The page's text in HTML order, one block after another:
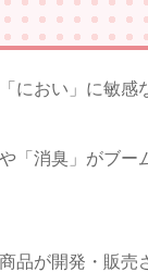
におい」に敏感
「消臭」がブー
品が開発・販売